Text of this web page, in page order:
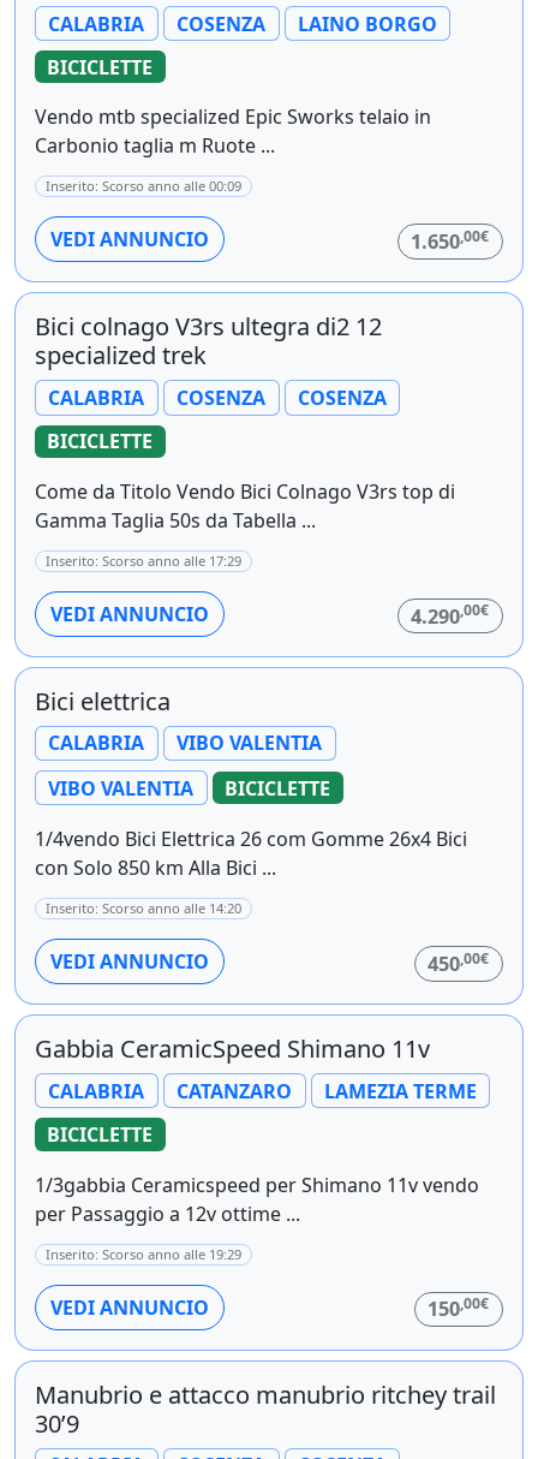
CALABRIA COSENZA
LAINO BORGO
BICICLETTE
Vendo mtb specialized Epic Sworks telaio in
Carbonio taglia m Ruote ...
Inserito: Scorso anno alle 00:09
VEDI ANNUNCIO 1.650,00€
Bici colnago V3rs ultegra di2 12
specialized trek
CALABRIA COSENZA
COSENZA
BICICLETTE
Come da Titolo Vendo Bici Colnago V3rs top di
Gamma Taglia 50s da Tabella ...
Inserito: Scorso anno alle 17:29
VEDI ANNUNCIO 4.290,00€
Bici elettrica
CALABRIA
VIBO VALENTIA
VIBO VALENTIA
BICICLETTE
1/4vendo Bici Elettrica 26 com Gomme 26x4 Bici
con Solo 850 km Alla Bici ...
Inserito: Scorso anno alle 14:20
VEDI ANNUNCIO 450,00€
Gabbia CeramicSpeed Shimano 11v
CALABRIA CATANZARO
LAMEZIA TERME
BICICLETTE
1/3gabbia Ceramicspeed per Shimano 11v vendo
per Passaggio a 12v ottime ...
Inserito: Scorso anno alle 19:29
VEDI ANNUNCIO 150,00€
Manubrio e attacco manubrio ritchey trail
30’9